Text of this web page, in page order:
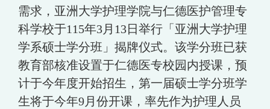
需求，亚洲大学护理学院与仁德医护管理专
科学校于115年3月13日举行「亚洲大学护理
学系硕士学分班」揭牌仪式。该学分班已获
教育部核准设置于仁德医专校园内授课，预
计于今年度开始招生，第一届硕士学分班学
生将于今年9月份开课，率先作为护理人员